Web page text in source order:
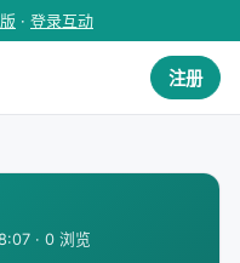
· 登录互动
注册
· 0 浏览